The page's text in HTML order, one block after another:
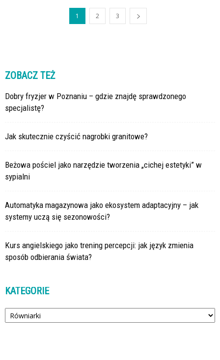
1 2 3
ZOBACZ TEŻ
Dobry fryzjer w Poznaniu – gdzie znajdę sprawdzonego
specjalistę?
Jak skutecznie czyścić nagrobki granitowe?
Beżowa pościel jako narzędzie tworzenia „cichej estetyki” w
sypialni
Automatyka magazynowa jako ekosystem adaptacyjny – jak
systemy uczą się sezonowości?
Kurs angielskiego jako trening percepcji: jak język zmienia
sposób odbierania świata?
KATEGORIE
Kategorie